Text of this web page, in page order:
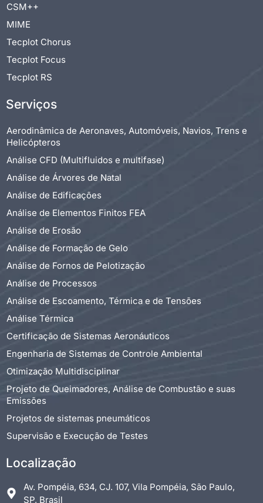
CSM++
MIME
Tecplot Chorus
Tecplot Focus
Tecplot RS
Serviços
Aerodinâmica de Aeronaves, Automóveis, Navios, Trens e
Helicópteros
Análise CFD (Multifluidos e multifase)
Análise de Árvores de Natal
Análise de Edificações
Análise de Elementos Finitos FEA
Análise de Erosão
Análise de Formação de Gelo
Análise de Fornos de Pelotização
Análise de Processos
Análise de Escoamento, Térmica e de Tensões
Análise Térmica
Certificação de Sistemas Aeronáuticos
Engenharia de Sistemas de Controle Ambiental
Otimização Multidisciplinar
Projeto de Queimadores, Análise de Combustão e suas
Emissões
Projetos de sistemas pneumáticos
Supervisão e Execução de Testes
Localização
Av. Pompéia, 634, CJ. 107, Vila Pompéia, São Paulo,
SP, Brasil